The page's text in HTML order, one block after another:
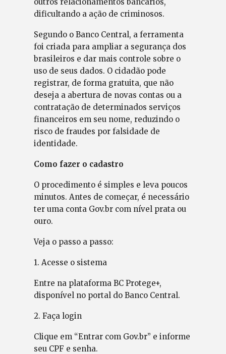
dificultando a ação de criminosos.
Segundo o Banco Central, a ferramenta
foi criada para ampliar a segurança dos
brasileiros e dar mais controle sobre o
uso de seus dados. O cidadão pode
registrar, de forma gratuita, que não
deseja a abertura de novas contas ou a
contratação de determinados serviços
financeiros em seu nome, reduzindo o
risco de fraudes por falsidade de
identidade.
Como fazer o cadastro
O procedimento é simples e leva poucos
minutos. Antes de começar, é necessário
ter uma conta Gov.br com nível prata ou
ouro.
Veja o passo a passo:
1. Acesse o sistema
Entre na plataforma BC Protege+,
disponível no portal do Banco Central.
2. Faça login
Clique em “Entrar com Gov.br” e informe
seu CPF e senha.